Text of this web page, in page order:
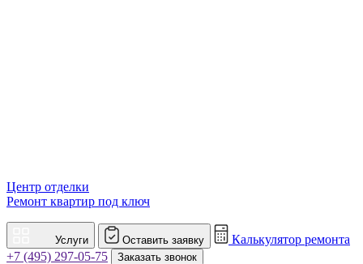
Центр отделки
Ремонт квартир под ключ
Услуги Оставить заявку
Калькулятор ремонта
+7 (495) 297-05-75
Заказать звонок